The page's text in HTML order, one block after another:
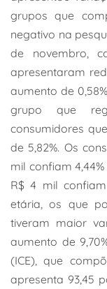
grupos que
negativo na
de novembro,
apresentaram
aumento de
grupo que
consumidores
de 5,82%. Os
mil confiam
R$ 4 mil
etária, os que
tiveram maior
aumento de
(ICE), que
apresenta 93,45